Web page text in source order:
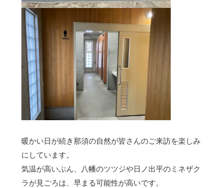
暖かい日が続き那須の自然が皆さんのご来訪を楽しみ
にしています。
気温が高いぶん、八幡のツツジや日ノ出平のミネザク
ラが見ごろは、早まる可能性が高いです。